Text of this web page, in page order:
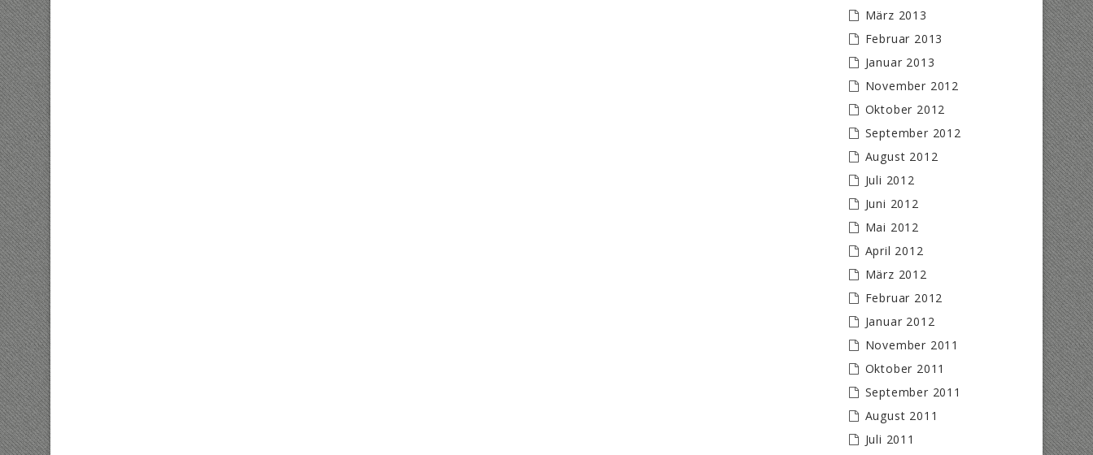
März 2013
Februar 2013
Januar 2013
November 2012
Oktober 2012
September 2012
August 2012
Juli 2012
Juni 2012
Mai 2012
April 2012
März 2012
Februar 2012
Januar 2012
November 2011
Oktober 2011
September 2011
August 2011
Juli 2011